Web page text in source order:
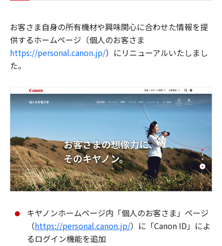
お客さま自身の所有機材や興味関心に合わせた情報を提
供するホームページ（個人のお客さま
https://personal.canon.jp/）にリニューアルいたしまし
た。
キヤノンホームページ内「個人のお客さま」ページ
（https://personal.canon.jp/）に「Canon ID」によ
るログイン機能を追加